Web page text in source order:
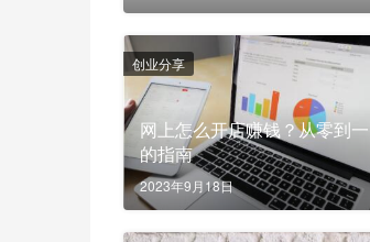
网上怎么开店赚钱？从零到一
的指南
2023年9月18日
创业分享